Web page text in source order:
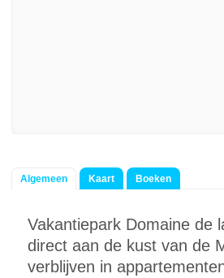
Algemeen Kaart Boeken
Vakantiepark Domaine de
direct aan de kust van de
verblijven in